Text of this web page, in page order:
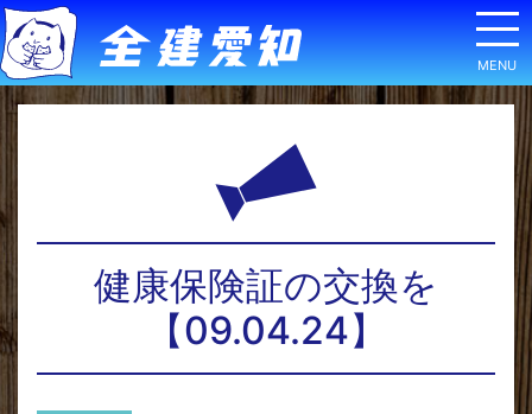
健康保険証の交換を
【09.04.24】